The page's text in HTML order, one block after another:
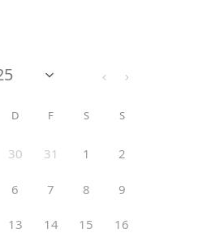
D F S S
30 31 1 2
6 7 8 9
13 14 15 16